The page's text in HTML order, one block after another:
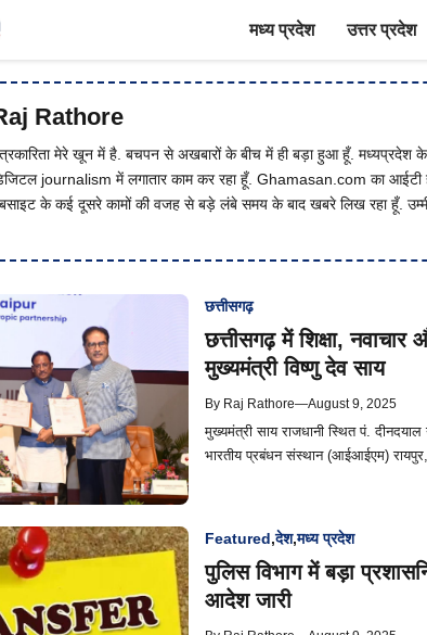
मध्य प्रदेश उत्तर प्रदेश
Rathore
मेरे खून में है. बचपन से अखबारों के बीच में ही बड़ा हुआ हूँ. मध्यप्रदेश के
journalism में लगातार काम कर रहा हूँ. Ghamasan.com का
के कई दूसरे कामों की वजह से बड़े लंबे समय के बाद खबरे लिख रहा हूँ.
छत्तीसगढ़
छत्तीसगढ़ में शिक्षा,
मुख्यमंत्री विष्णु देव साय
By Raj Rathore—August 9, 2025
मुख्यमंत्री साय राजधानी स्थित पं.
भारतीय प्रबंधन संस्थान (आईआईएम) रायपुर,
Featured,देश,मध्य प्रदेश
पुलिस विभाग में बड़ा
आदेश जारी